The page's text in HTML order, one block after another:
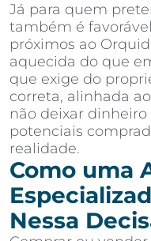
Já para quem
também é
próximos ao
aquecida do que
que exige do
correta, alinhada
não deixar
potenciais
realidade.
Como uma
Nessa